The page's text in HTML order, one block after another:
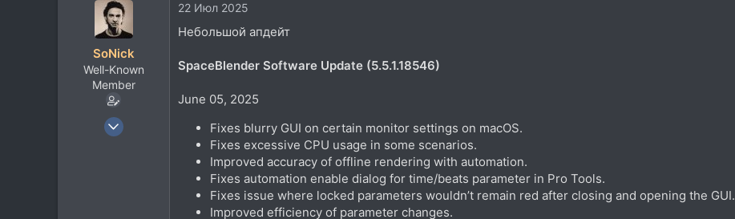
SoNick
Well-Known
Member
22 Сен 2004
22 Июл 2025
Небольшой апдейт
SpaceBlender Software Update (5.5.1.18546)
June 05, 2025
Fixes blurry GUI on certain monitor settings on macOS.
Fixes excessive CPU usage in some scenarios.
Improved accuracy of offline rendering with automation.
Fixes automation enable dialog for time/beats parameter in Pro Tools.
Fixes issue where locked parameters wouldn’t remain red after closing and opening the GUI.
Improved efficiency of parameter changes.